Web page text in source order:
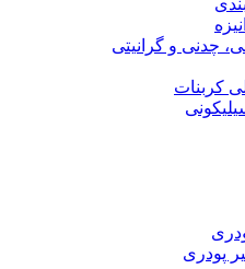
چدنی و گرانیتی
کربنات
پودری